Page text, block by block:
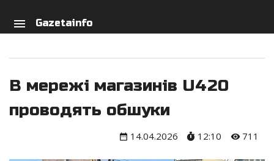
menu Gazetainfo
В мережі магазинів U420
проводять обшуки
14.04.2026 12:10 711